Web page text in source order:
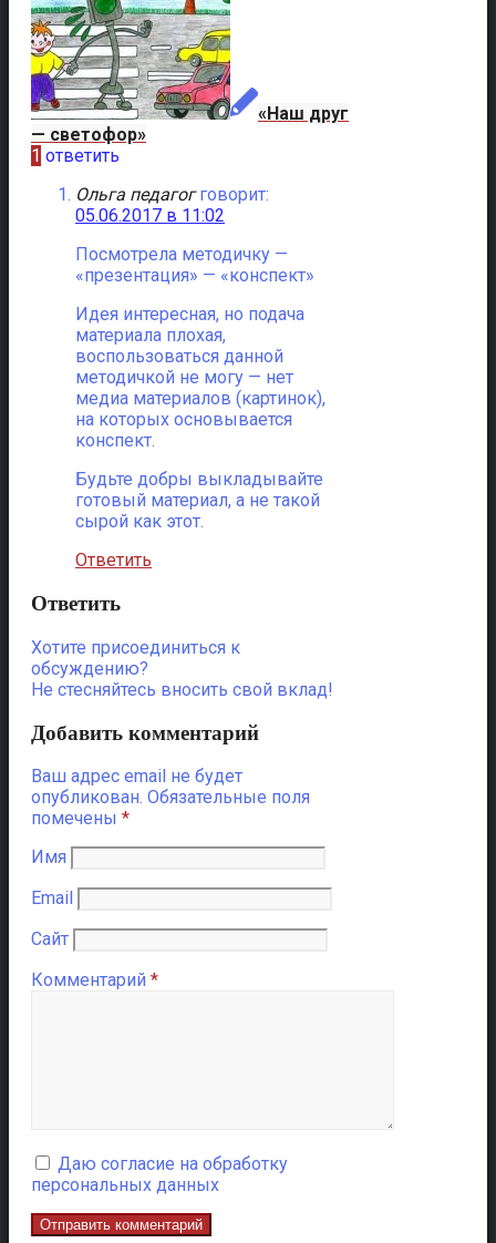
«Наш друг
— светофор»
1 ответить
Ольга педагог говорит:
05.06.2017 в 11:02
Посмотрела методичку —
«презентация» — «конспект»
Идея интересная, но подача
материала плохая,
воспользоваться данной
методичкой не могу — нет
медиа материалов (картинок),
на которых основывается
конспект.
Будьте добры выкладывайте
готовый материал, а не такой
сырой как этот.
Ответить
Ответить
Хотите присоединиться к
обсуждению?
Не стесняйтесь вносить свой вклад!
Добавить комментарий
Ваш адрес email не будет
опубликован. Обязательные поля
помечены *
Имя
Email
Сайт
Комментарий *
Даю согласие на обработку
персональных данных